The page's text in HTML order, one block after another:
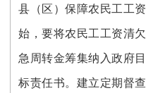
县（区）保障农民工工
始，要将农民工工资清
急周转金筹集纳入政府
标责任书。建立定期督